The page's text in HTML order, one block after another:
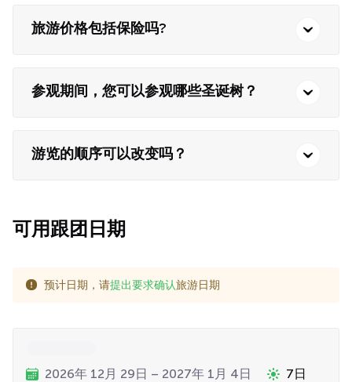
旅游价格包括保险吗?
参观期间，您可以参观哪些圣诞树？
游览的顺序可以改变吗？
可用跟团日期
预计日期，请提出要求确认旅游日期
2026年 12月 29日 – 2027年 1月 4日
7日